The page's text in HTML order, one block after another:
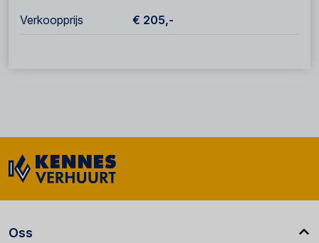
Verkoopprijs € 205,-
Oss